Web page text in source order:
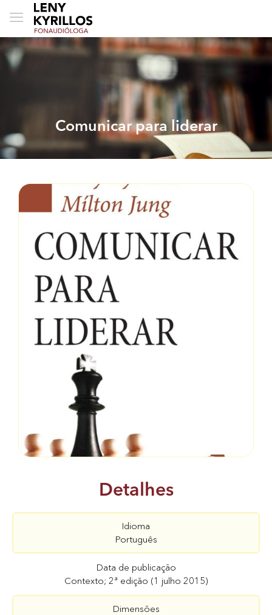
Comunicar para liderar
Detalhes
Idioma
Português
Data de publicação
Contexto; 2ª edição (1 julho 2015)
Dimensões